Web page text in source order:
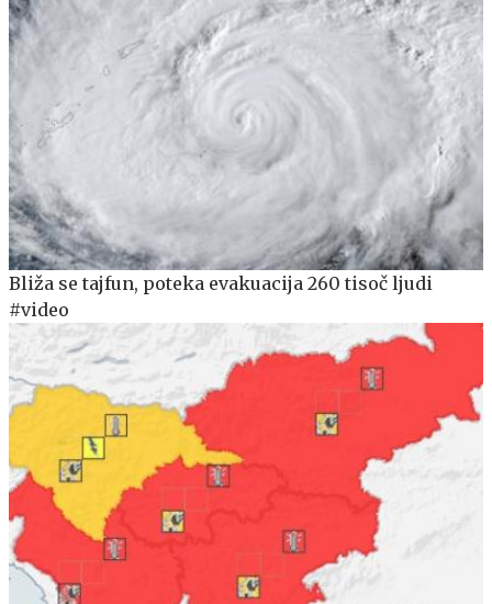
Bliža se tajfun, poteka evakuacija 260 tisoč ljudi
#video